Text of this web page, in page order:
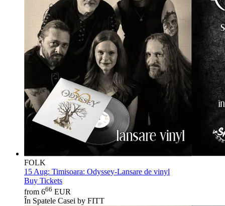
FOLK
15 Aug: Timisoara: Odyssey-Lansare de vinyl
Buy Tickets
from 666 EUR
În Spatele Casei by FITT